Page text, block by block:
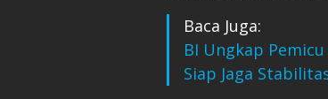
Baca Juga:
BI Ungkap
Siap Jaga